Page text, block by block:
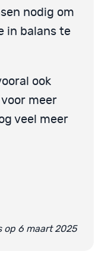
nodig om
in balans te
ook
meer
veel meer
op 6 maart 2025